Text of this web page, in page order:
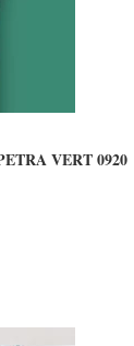
VERT 0920